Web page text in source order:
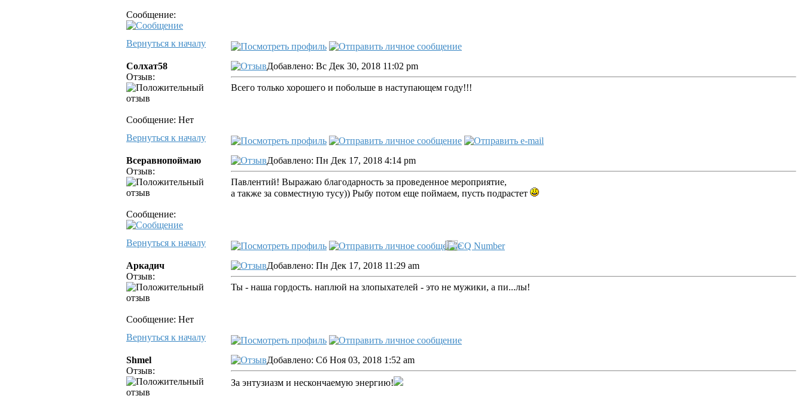
Сообщение:
Вернуться к началу
Солхат58
Отзыв:
Сообщение: Нет
Добавлено: Вс Дек 30, 2018 11:02 pm
Всего только хорошего и побольше в наступающем году!!!
Вернуться к началу
Всеравнопоймаю
Отзыв:
Сообщение:
Добавлено: Пн Дек 17, 2018 4:14 pm
Павлентий! Выражаю благодарность за проведенное мероприятие,
а также за совместную тусу)) Рыбу потом еще поймаем, пусть подрастет
Вернуться к началу
Аркадич
Отзыв:
Сообщение: Нет
Добавлено: Пн Дек 17, 2018 11:29 am
Ты - наша гордость. наплюй на злопыхателей - это не мужики, а пи...лы!
Вернуться к началу
Shmel
Отзыв:
Добавлено: Сб Ноя 03, 2018 1:52 am
За энтузиазм и нескончаемую энергию!